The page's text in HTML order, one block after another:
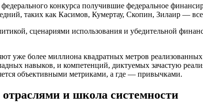
конкурса получившие федеральное
таких как Касимов, Кумертау, Скопин, Зилаир —
сценариями использования и убедительной
уже более миллиона квадратных метров
навыков, и компетенций, диктуемых зачастую
объективными метриками, а где — привычками.
и школа системности